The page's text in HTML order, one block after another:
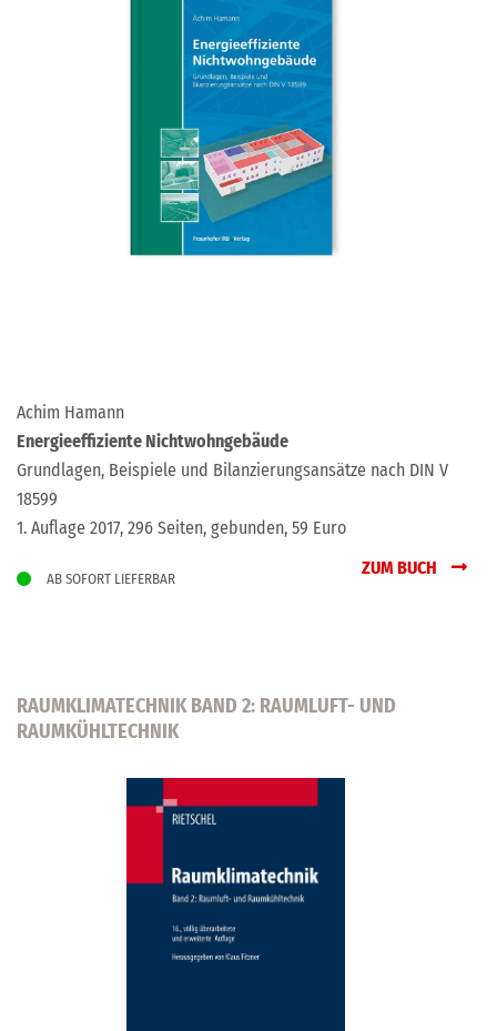
Achim Hamann
Energieeffiziente Nichtwohngebäude
Grundlagen, Beispiele und Bilanzierungsansätze nach DIN V
18599
1. Auflage 2017, 296 Seiten, gebunden, 59 Euro
AB SOFORT LIEFERBAR
ZUM BUCH
RAUMKLIMATECHNIK BAND 2: RAUMLUFT- UND
RAUMKÜHLTECHNIK